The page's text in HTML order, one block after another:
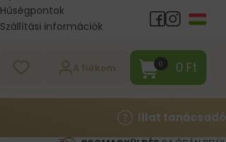
Hűségpontok
Szállítási információk
0 0 Ft
Illat tanácsadó